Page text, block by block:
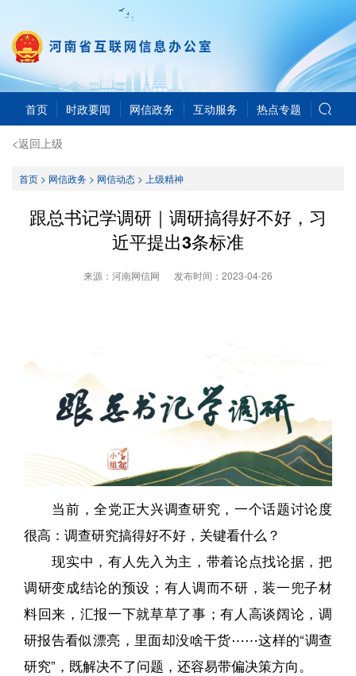
首页 时政要闻 网信政务 互动服务 热点专题
<返回上级
首页> 网信政务> 网信动态> 上级精神
跟总书记学调研｜调研搞得好不好，习
近平提出3条标准
来源：河南网信网 发布时间： 2023-04-26
当前，全党正大兴调查研究，一个话题讨论度
很高：调查研究搞得好不好，关键看什么？
现实中，有人先入为主，带着论点找论据，把
调研变成结论的预设；有人调而不研，装一兜子材
料回来，汇报一下就草草了事；有人高谈阔论，调
研报告看似漂亮，里面却没啥干货⋯⋯这样的“调查
研究”，既解决不了问题，还容易带偏决策方向。